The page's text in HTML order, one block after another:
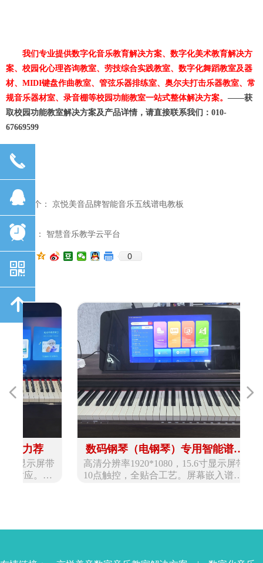
ꄴ 前一个： 京悦美音品牌智能音乐五线谱电教板
后一个： 智慧音乐教学云平台
我们专业提供数字化音乐教育解决方案、数字化美术教育解决方
案、校园化心理咨询教室、劳技综合实践教室、数字化舞蹈教室及器
材、 MIDI键盘作曲教室、管弦乐器排练室、奥尔夫打击乐器教室、常
规音乐器材室、录音棚等校园功能教室一站式整体解决方案。 ——获
取校园功能教室解决方案及产品详情，请直接联系我们：010-
67669599
0
数码钢琴（电钢琴）专用智能谱架
——方便智能
高清分辨率1920*1080，15.6寸显示屏带
10点触控，全贴合工艺。屏幕嵌入谱架
넳 넲
끅
뀩
뀥
낃
녕